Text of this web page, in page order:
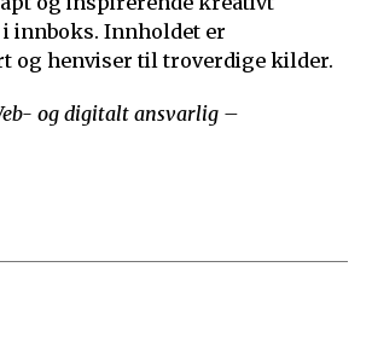
innboks. Innholdet er
og henviser til troverdige kilder.
og digitalt ansvarlig –